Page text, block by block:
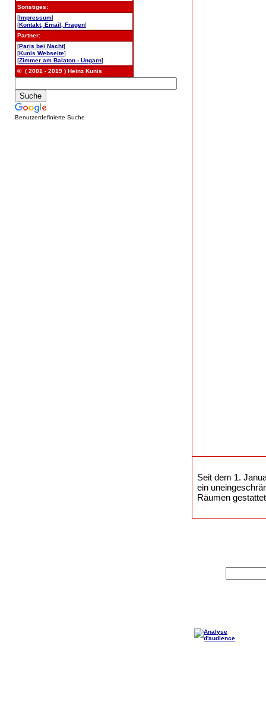
Sonstiges:
[Impressum]
[Kontakt, Email, Fragen]
Partner:
[Paris bei Nacht]
[Kunis Webseite]
[Zimmer am Balaton - Ungarn]
© ( 2001 - 2019 ) Heinz Kunis
Benutzerdefinierte Suche
Seit dem 1.
ein
Räumen